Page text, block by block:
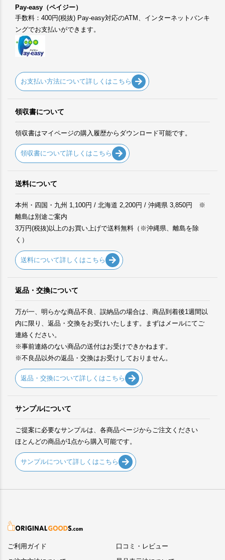
Pay-easy（ペイジー）
手数料：400円(税抜) Pay-easy対応のATM、インターネットバンキ
ングでお支払いができます。
お支払い方法について詳しくはこちら
領収書について
領収書はマイページの購入履歴からダウンロード可能です。
領収書について詳しくはこちら
送料について
本州・四国・九州 1,100円 / 北海道 2,200円 / 沖縄県 3,850円 ※
離島は別途ご案内
3万円(税抜)以上のお買い上げで送料無料（※沖縄県、離島を除
く）
送料について詳しくはこちら
返品・交換について
万が一、明らかな商品不良、誤納品の場合は、商品到着後1週間以
内に限り、返品・交換をお受けいたします。まずはメールにてご
連絡ください。
※事前連絡のない商品の送付はお受けできかねます。
※不良品以外の返品・交換はお受けしておりません。
返品・交換について詳しくはこちら
サンプルについて
ご提案に必要なサンプルは、各商品ページからご注文ください
ほとんどの商品が1点から購入可能です。
サンプルについて詳しくはこちら
ご利用ガイド
口コミ・レビュー